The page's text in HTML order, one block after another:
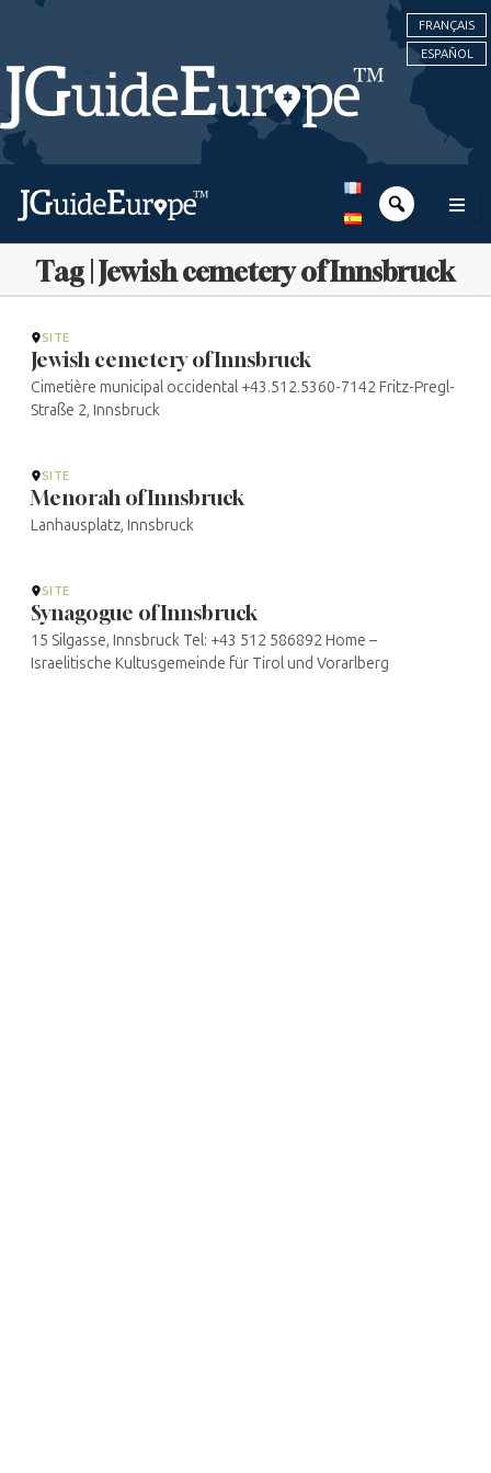
FRANÇAIS
ESPAÑOL
Tag | Jewish cemetery of Innsbruck
SITE
Jewish cemetery of Innsbruck
Cimetière municipal occidental +43.512.5360-7142 Fritz-Pregl-
Straße 2, Innsbruck
SITE
Menorah of Innsbruck
Lanhausplatz, Innsbruck
SITE
Synagogue of Innsbruck
15 Silgasse, Innsbruck Tel: +43 512 586892 Home –
Israelitische Kultusgemeinde für Tirol und Vorarlberg